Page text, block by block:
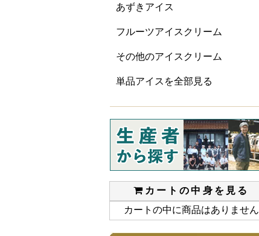
あずきアイス
フルーツアイスクリーム
その他のアイスクリーム
単品アイスを全部見る
カートの中身を見る
カートの中に商品はありません